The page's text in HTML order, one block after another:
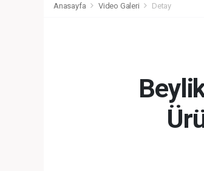
Anasayfa Video Galeri Detay